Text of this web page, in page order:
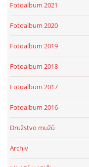
Fotoalbum 2021
Fotoalbum 2020
Fotoalbum 2019
Fotoalbum 2018
Fotoalbum 2017
Fotoalbum 2016
Družstvo mužů
Archiv